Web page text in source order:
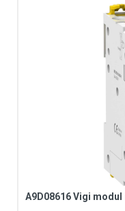
A9D08616 Vigi modul